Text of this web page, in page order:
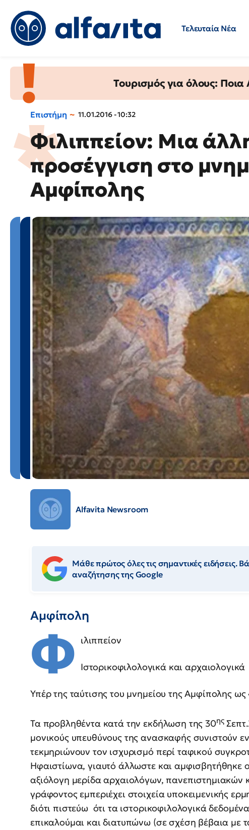
Τελευταία Νέα
Τουρισμός για όλους:
Επιστήμη 11.01.2016 - 10:32
Φιλιππείον: Μια
προσέγγιση στο
Αμφίπολης
Alfavita Newsroom
Μάθε πρώτος όλες τις σημαντικές ειδήσεις.
αναζήτησης της Google
Αμφίπολη
Φ ιλιππείον
Ιστορικοφιλολογικά και
Υπέρ της ταύτισης του μνημείου της Αμφίπολης ως
Τα προβληθέντα κατά την εκδήλωση της 30ης
μονικούς υπευθύνους της ανασκαφής συνιστούν
τεκμηριώνουν τον ισχυρισμό περί ταφικού
Ηφαιστίωνα, γιαυτό άλλωστε και αμφισβητήθηκε
αξιόλογη μερίδα αρχαιολόγων, πανεπιστημιακών
γράφοντος εμπεριέχει στοιχεία υποκειμενικής
διότι πιστεύω ότι τα ιστορικοφιλολογικά
επικαλούμαι και διατυπώνω (σε σχέση βέβαια με